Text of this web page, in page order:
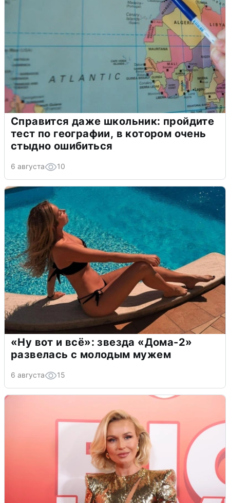
Справится даже школьник: пройдите
тест по географии, в котором очень
стыдно ошибиться
6 августа 10
«Ну вот и всё»: звезда «Дома-2»
развелась с молодым мужем
6 августа 15